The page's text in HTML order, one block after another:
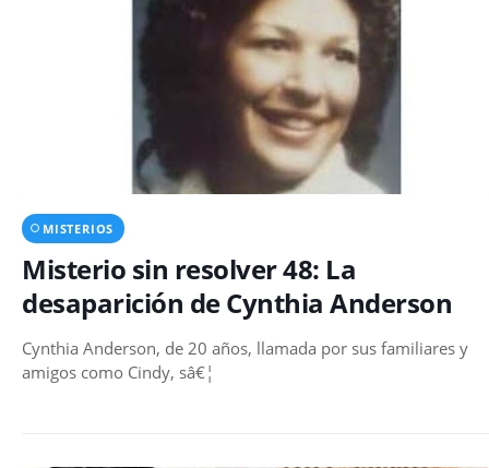
MISTERIOS
Misterio sin resolver 48: La
desaparición de Cynthia Anderson
Cynthia Anderson, de 20 años, llamada por sus familiares y
amigos como Cindy, sâ€¦